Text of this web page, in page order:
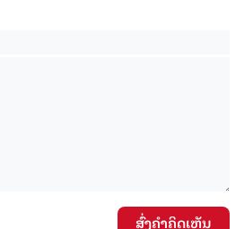
ສົ່ງຄໍາຄິດເຫັນ